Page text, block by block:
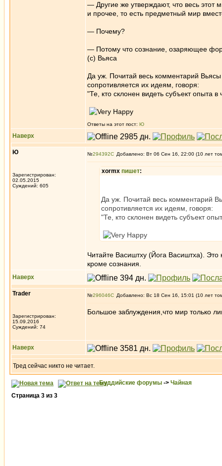
— Другие же утверждают, что весь этот
и прочее, то есть предметный мир
— Почему?
— Потому что сознание, озаряющее
(c) Вьяса
Да уж. Почитай весь комментарий
сопротивляется их идеям, говоря:
"Те, кто склонен видеть субъект опыта
Ответы на этот пост: Ю
Наверх
Ю
Зарегистрирован:
02.05.2015
Суждений: 605
№294392 Добавлено: Вт 06 Сен 16, 22:00 (10 лет
xormx пишет:
Да уж. Почитай весь комментарий
сопротивляется их идеям, говоря:
"Те, кто склонен видеть субъект
Читайте Васиштху (Йога Васиштха). Это
кроме сознания.
Наверх
Trader
Зарегистрирован:
15.09.2016
Суждений: 74
№296046 Добавлено: Вс 18 Сен 16, 15:01 (10 лет
Большое заблуждения,что мир только
Наверх
Тред сейчас никто не читает.
Буддийские форумы -> Чайная
Страница 3 из 3